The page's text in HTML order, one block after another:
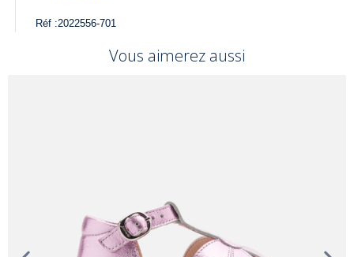
Réf :2022556-701
Vous aimerez aussi